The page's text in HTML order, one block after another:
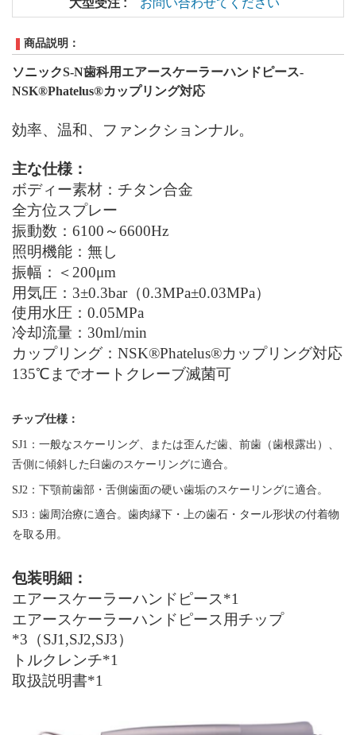
大型受注 : お問い合わせてください
商品説明：
ソニックS-N歯科用エアースケーラーハンドピース-
NSK®Phatelus®カップリング対応
効率、温和、ファンクションナル。
主な仕様：
ボディー素材：チタン合金
全方位スプレー
振動数：6100～6600Hz
照明機能：無し
振幅：＜200μm
用気圧：3±0.3bar（0.3MPa±0.03MPa）
使用水圧：0.05MPa
冷却流量：30ml/min
カップリング： NSK®Phatelus®カップリング対応
135℃ までオートクレーブ滅菌可
チップ仕様：
SJ1：一般なスケーリング、または歪んだ歯、前歯（歯根露出）、
舌側に傾斜した臼歯のスケーリングに適合。
SJ2：下顎前歯部・舌側歯面の硬い歯垢のスケーリングに適合。
SJ3：歯周治療に適合。歯肉縁下・上の歯石・タール形状の付着物
を取る用。
包装明細：
エアースケーラーハンドピース*1
エアースケーラーハンドピース用チップ
*3（SJ1,SJ2,SJ3）
トルクレンチ*1
取扱説明書*1